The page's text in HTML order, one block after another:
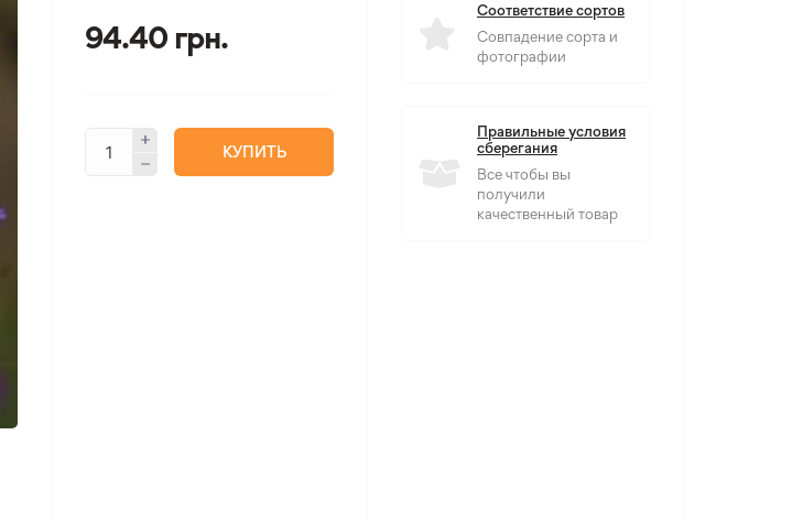
94.40 грн.
КУПИТЬ
Соответствие сортов
Совпадение сорта и
фотографии
Правильные условия
сберегания
Все чтобы вы
получили
качественный товар